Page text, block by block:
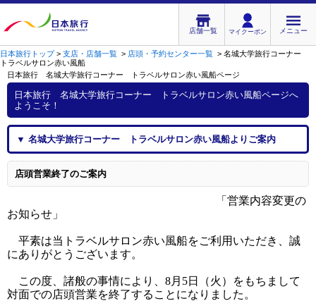
店舗一覧 マイクーポン メニュー
日本旅行トップ> 支店・店舗一覧 > 店頭・予約センター一覧 > 名城大学旅行コーナー
トラベルサロン赤い風船
日本旅行 名城大学旅行コーナー トラベルサロン赤い風船ページ
日本旅行 名城大学旅行コーナー トラベルサロン赤い風船ページへ
ようこそ！
▼ 名城大学旅行コーナー トラベルサロン赤い風船よりご案内
店頭営業終了のご案内
「営業内容変更の
お知らせ」
平素は当トラベルサロン赤い風船をご利用いただき、誠
にありがとうございます。
この度、諸般の事情により、8月5日（火）をもちまして
対面での店頭営業を終了することになりました。